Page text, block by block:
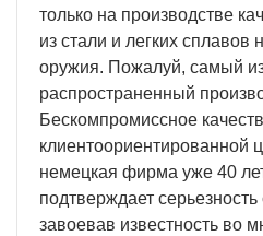
только на производстве
из стали и легких
оружия. Пожалуй, самый
распространенный
Бескомпромиссное
клиентоориентированной
немецкая фирма уже 40
подтверждает
завоевав известность во